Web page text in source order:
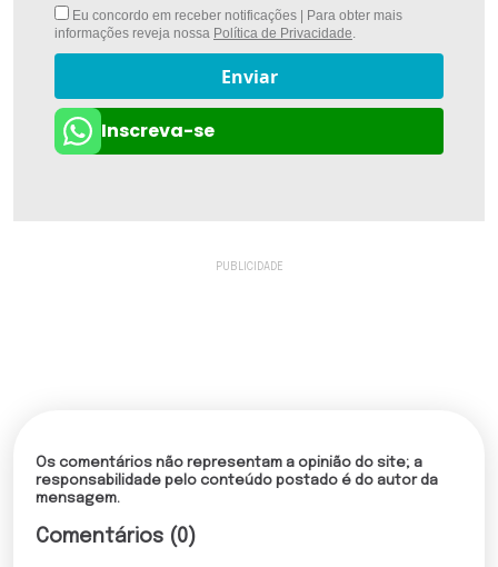
Eu concordo em receber notificações | Para obter mais
informações reveja nossa Política de Privacidade.
Enviar
Inscreva-se
Os comentários não representam a opinião do site; a
responsabilidade pelo conteúdo postado é do autor da
mensagem.
Comentários (0)